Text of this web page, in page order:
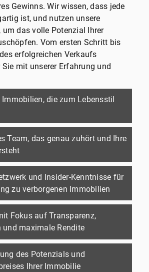
Gewinns. Wir wissen, dass jede
ist, und nutzen unsere
um das volle Potenzial Ihrer
Vom ersten Schritt bis
erfolgreichen Verkaufs
mit unserer Erfahrung und
Immobilien, die zum Lebensstil
Team, das genau zuhört und Ihre
und Insider-Kenntnisse für
zu verborgenen Immobilien
Fokus auf Transparenz,
und maximale Rendite
des Potenzials und
Ihrer Immobilie